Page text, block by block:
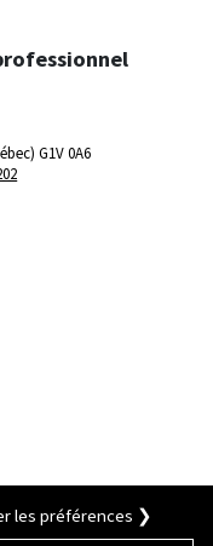
G1V 0A6
les préférences ❯